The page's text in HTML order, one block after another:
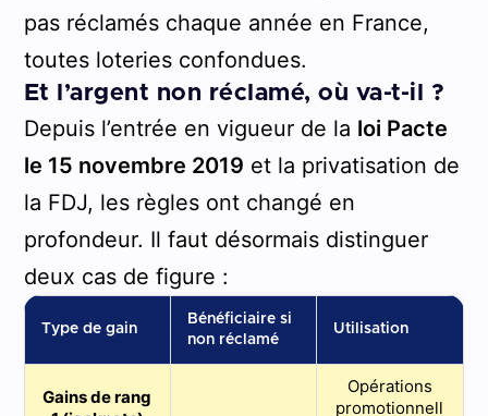
pas réclamés chaque année en France,
toutes loteries confondues.
Et l’argent non réclamé, où va-t-il ?
Depuis l’entrée en vigueur de la loi Pacte
le 15 novembre 2019 et la privatisation de
la FDJ, les règles ont changé en
profondeur. Il faut désormais distinguer
deux cas de figure :
Type de gain
Bénéficiaire si
non réclamé
Utilisation
Gains de rang
Opérations
promotionnell